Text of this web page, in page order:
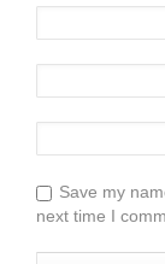
Save my
next time I